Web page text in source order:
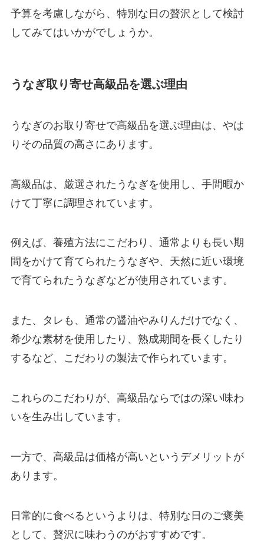
予算を考慮しながら、特別な日の贅沢として検討
してみてはいかがでしょうか。
うなぎ取り寄せ高級品を選ぶ理由
うなぎのお取り寄せで高級品を選ぶ理由は、やは
りその品質の高さにあります。
高級品は、厳選されたうなぎを使用し、手間暇か
けて丁寧に調理されています。
例えば、養殖方法にこだわり、通常よりも長い期
間をかけて育てられたうなぎや、天然に近い環境
で育てられたうなぎなどが使用されています。
また、タレも、通常の醤油やみりんだけでなく、
希少な素材を使用したり、熟成期間を長くしたり
するなど、こだわりの製法で作られています。
これらのこだわりが、高級品ならではの深い味わ
いを生み出しています。
一方で、高級品は価格が高いというデメリットが
あります。
日常的に食べるというよりは、特別な日のご褒美
として、贅沢に味わうのがおすすめです。